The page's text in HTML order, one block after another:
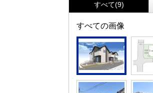
すべて(9)
すべての画像